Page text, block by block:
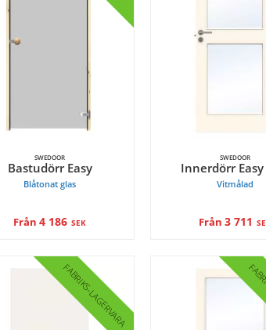
SWEDOOR
Bastudörr Easy
Blåtonat glas
Från 4 186 SEK
SWEDOOR
Innerdörr Easy
Vitmålad
Från 3 711
FABRIKS
LAGERVARA